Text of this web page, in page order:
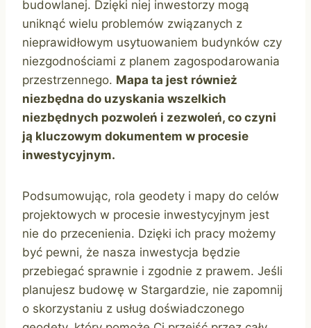
budowlanej. Dzięki niej inwestorzy mogą
uniknąć wielu problemów związanych z
nieprawidłowym usytuowaniem budynków czy
niezgodnościami z planem zagospodarowania
przestrzennego. Mapa ta jest również
niezbędna do uzyskania wszelkich
niezbędnych pozwoleń i zezwoleń, co czyni
ją kluczowym dokumentem w procesie
inwestycyjnym.
Podsumowując, rola geodety i mapy do celów
projektowych w procesie inwestycyjnym jest
nie do przecenienia. Dzięki ich pracy możemy
być pewni, że nasza inwestycja będzie
przebiegać sprawnie i zgodnie z prawem. Jeśli
planujesz budowę w Stargardzie, nie zapomnij
o skorzystaniu z usług doświadczonego